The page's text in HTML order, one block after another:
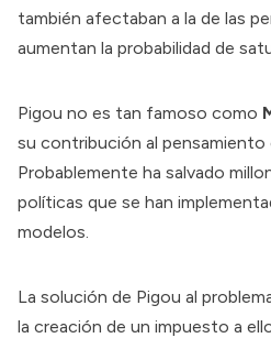
también afectaban a la de las
aumentan la probabilidad de
Pigou no es tan famoso como
su contribución al
Probablemente ha salvado
políticas que se han
modelos.
La solución de Pigou al
la creación de un impuesto a